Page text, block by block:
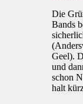
Die
Bands
Geel).
und
schon
halt